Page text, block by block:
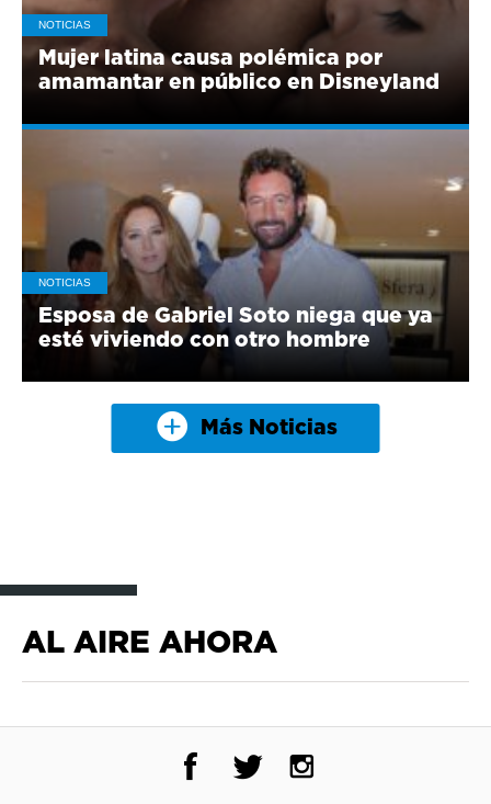
NOTICIAS
Mujer latina causa polémica por
amamantar en público en Disneyland
NOTICIAS
Esposa de Gabriel Soto niega que ya
esté viviendo con otro hombre
Más Noticias
AL AIRE AHORA